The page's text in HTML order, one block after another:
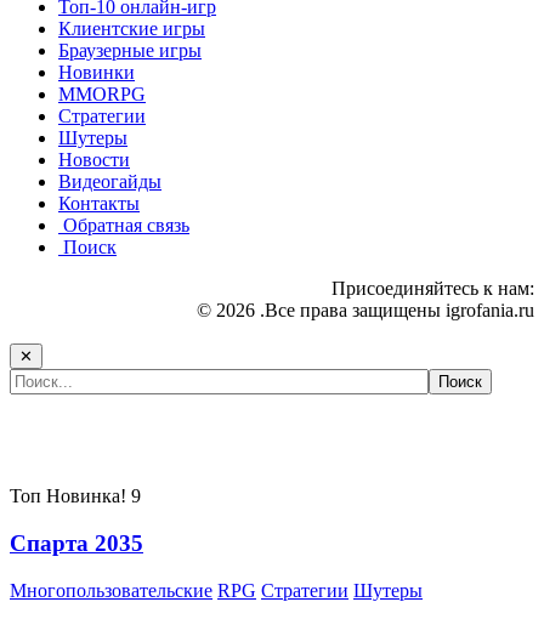
Топ-10 онлайн-игр
Клиентские игры
Браузерные игры
Новинки
MMORPG
Стратегии
Шутеры
Новости
Видеогайды
Контакты
Обратная связь
Поиск
Присоединяйтесь к нам:
© 2026 .Все права защищены igrofania.ru
✕
Топ Новинка! 9
Спарта 2035
Многопользовательские RPG Стратегии Шутеры